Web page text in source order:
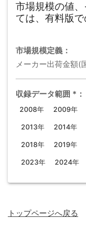
市場規模の値
ては、有料版で
市場規模定義：
メーカー出荷金額(
収録データ範囲 * ：
2008年 2009年
2013年 2014年
2018年 2019年
2023年 2024年
トップページへ戻る